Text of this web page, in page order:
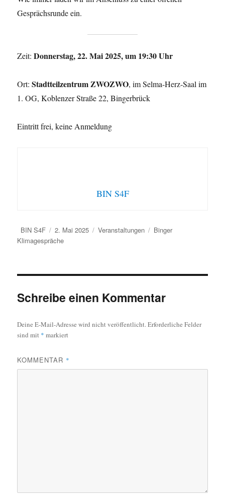
Gesprächsrunde ein.
Zeit:Donnerstag, 22. Mai 2025, um 19:30 Uhr
Ort:Stadtteilzentrum ZWOZWO, im Selma-Herz-Saal im
1. OG, Koblenzer Straße 22, Bingerbrück
Eintritt frei, keine Anmeldung
BIN S4F
Autor
BIN S4F
Veröffentlicht
am
2. Mai 2025 Kategorien
Veranstaltungen Schlagwörter
Binger
Klimagespräche
Schreibe einen Kommentar
Deine E-Mail-Adresse wird nicht veröffentlicht.Erforderliche Felder
sind mit * markiert
KOMMENTAR *